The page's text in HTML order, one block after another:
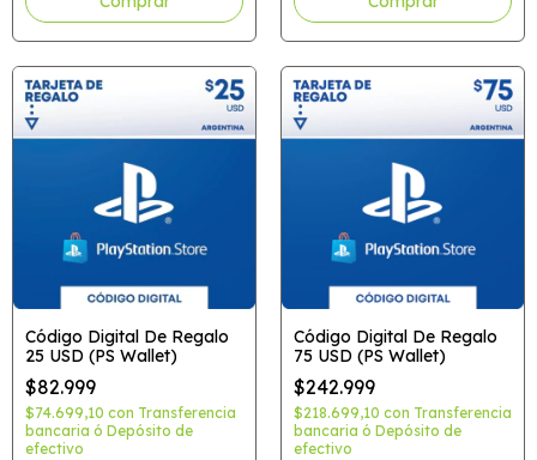
Código Digital De Regalo
25 USD (PS Wallet)
$82.999
$74.699,10 con Transferencia
bancaria ó Depósito de
efectivo
Código Digital De Regalo
75 USD (PS Wallet)
$242.999
$218.699,10 con Transferencia
bancaria ó Depósito de
efectivo